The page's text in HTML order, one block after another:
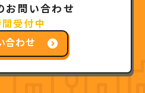
お問い合わせ
受付中
合わせ